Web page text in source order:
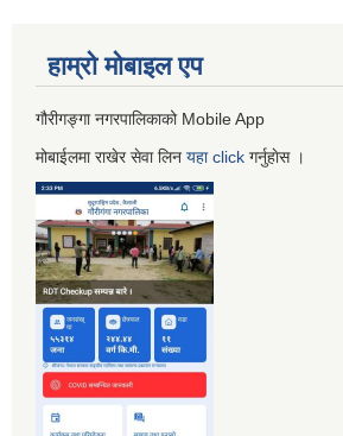
हाम्रो माेबाइल एप
गौरीगङ्गा नगरपालिकाको Mobile App
मोबाईलमा राखेर सेवा लिन यहाclick गर्नुहाेस ।